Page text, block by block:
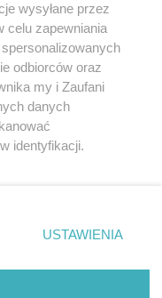
sięz nami
wysyłane przez
celu zapewniania
odbiorców oraz
my i Zaufani
danych
identyfikacji.
prywatności
strony
zgody
się takiemu
USTAWIENIA